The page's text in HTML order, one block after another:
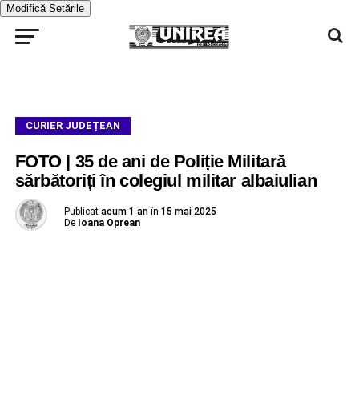
Modifică Setările
CURIER JUDEȚEAN
FOTO | 35 de ani de Poliție Militară
sărbătoriți în colegiul militar albaiulian
Publicat acum 1 an în 15 mai 2025
De Ioana Oprean